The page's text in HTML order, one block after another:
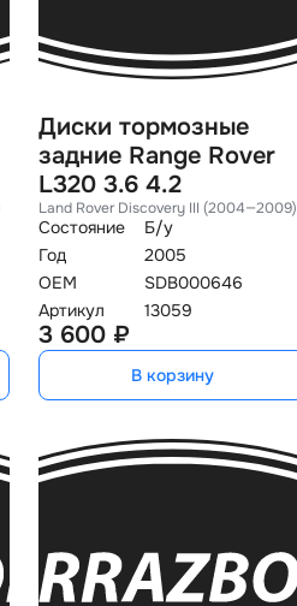
Диски тормозные
задние Range Rover
L320 3.6 4.2
Land Rover Discovery III (2004—2009)
Состояние
Б/у
Год
2005
OEM
SDB000646
Артикул
13059
3 600 ₽
В корзину